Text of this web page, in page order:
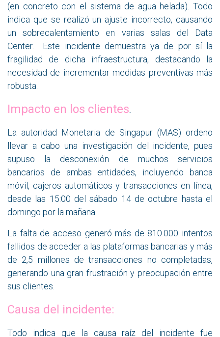
(en concreto con el sistema de agua helada). Todo
indica que se realizó un ajuste incorrecto, causando
un sobrecalentamiento en varias salas del Data
Center. Este incidente demuestra ya de por sí la
fragilidad de dicha infraestructura, destacando la
necesidad de incrementar medidas preventivas más
robusta.
Impacto en los clientes.
La autoridad Monetaria de Singapur (MAS) ordeno
llevar a cabo una investigación del incidente, pues
supuso la desconexión de muchos servicios
bancarios de ambas entidades, incluyendo banca
móvil, cajeros automáticos y transacciones en línea,
desde las 15:00 del sábado 14 de octubre hasta el
domingo por la mañana.
La falta de acceso generó más de 810.000 intentos
fallidos de acceder a las plataformas bancarias y más
de 2,5 millones de transacciones no completadas,
generando una gran frustración y preocupación entre
sus clientes.
Causa del incidente:
Todo indica que la causa raíz del incidente fue